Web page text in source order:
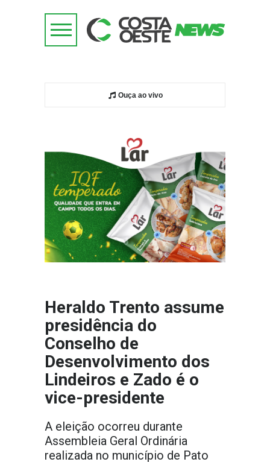
Ouça ao vivo
Heraldo Trento assume
presidência do
Conselho de
Desenvolvimento dos
Lindeiros e Zado é o
vice-presidente
A eleição ocorreu durante
Assembleia Geral Ordinária
realizada no município de Pato